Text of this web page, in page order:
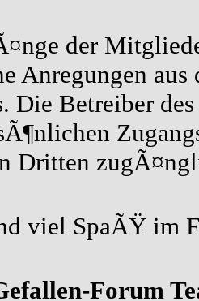
der
Anregungen
Die Betreiber
Dritten
viel SpaÃŸ im
Forum